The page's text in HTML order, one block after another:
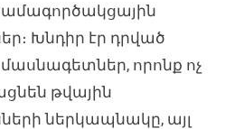
Խնդիր էր դրված
որոնք ոչ
թվային
ներկապնակը, այլ